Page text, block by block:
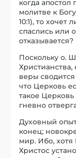
когда
молитве к
10:1), то хочет
спаслись или
отказывается?
Поскольку о.
веры
что Церковь
такое Церковь
гневно
Духовный
конец;
мир. Ибо, хотя
Христос